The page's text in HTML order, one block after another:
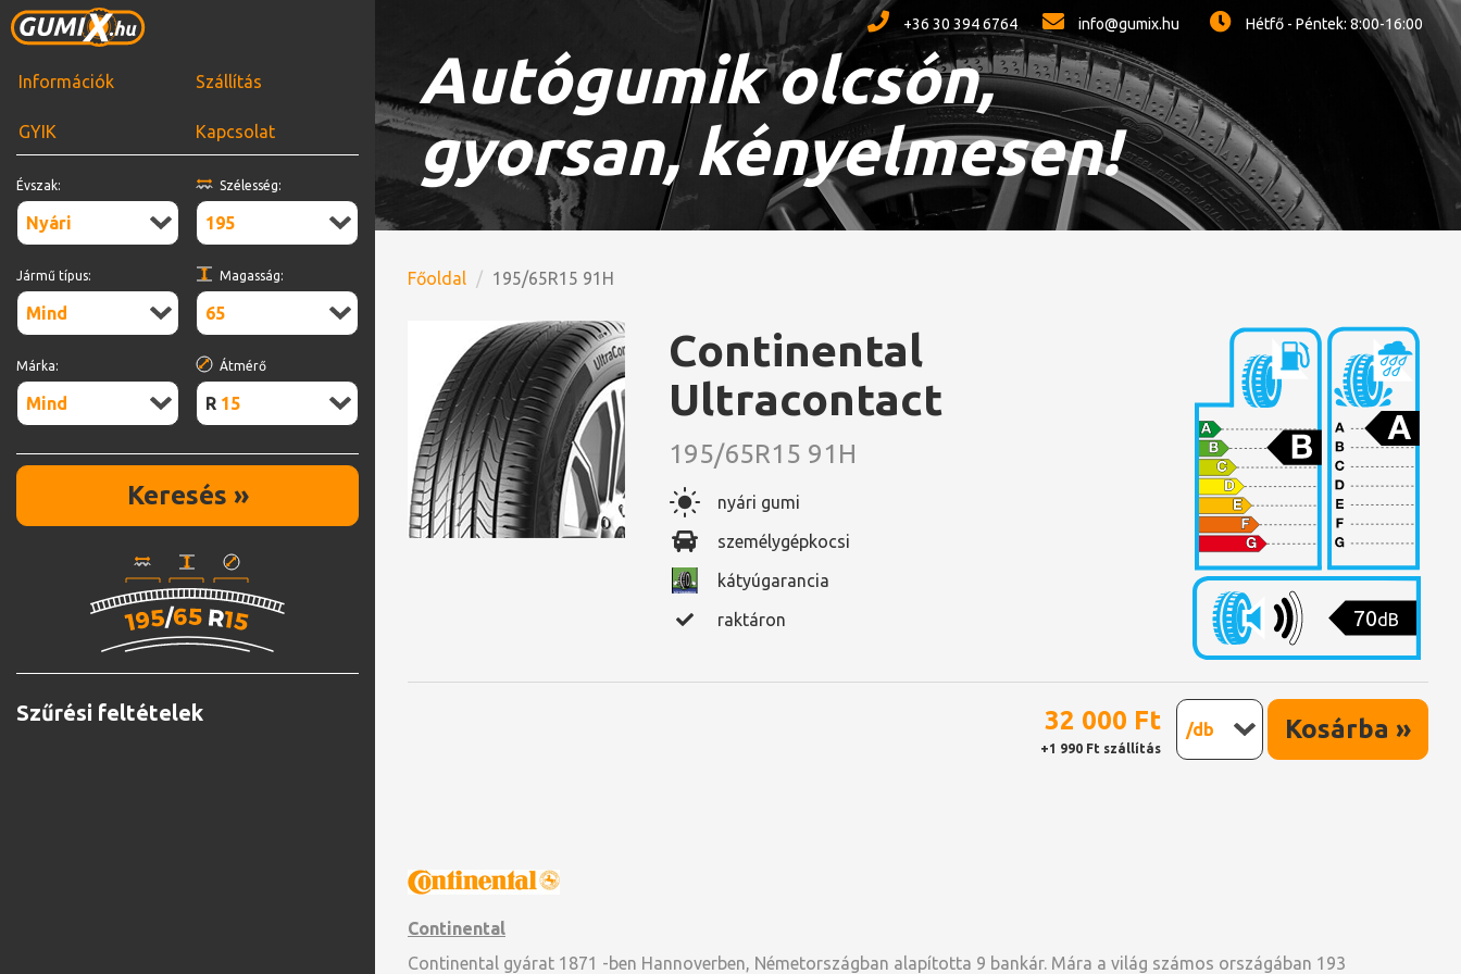
Információk Szállítás
GYIK Kapcsolat
+36 30 394 6764 info@gumix.hu Hétfő - Péntek: 8:00-16:00
Évszak:
Nyári
Jármű típus:
Mind
Márka:
Mind
Szélesség:
195
Magasság:
65
Átmérő
R15
Keresés »
Szűrési feltételek
Autógumik olcsón,
gyorsan, kényelmesen!
Főoldal 195/65R15 91H
Continental
Ultracontact
195/65R15 91H
nyári gumi
személygépkocsi
kátyúgarancia
raktáron
70dB
32 000 Ft
+1 990 Ft szállítás
/db Kosárba »
Continental
Continental gyárat 1871 -ben Hannoverben, Németországban alapította 9 bankár. Mára a világ számos országában 193